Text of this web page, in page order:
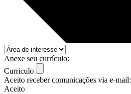
Anexe seu currículo:
Curriculo
Aceito receber comunicações via e-mail:
Aceito